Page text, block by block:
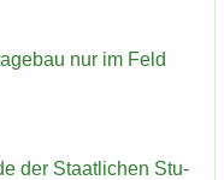
nur im Feld
der Staat­li­chen Stu­